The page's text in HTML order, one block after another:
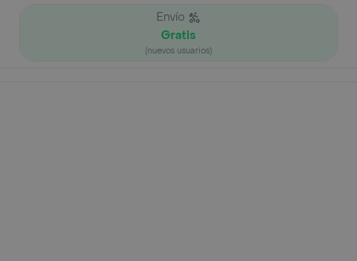
Envío
Gratis
(nuevos usuarios)